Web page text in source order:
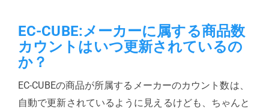
EC-CUBE:メーカーに属する商品数
カウントはいつ更新されているの
か？
EC-CUBEの商品が所属するメーカーのカウント数は、
自動で更新されているように見えるけども、ちゃんと